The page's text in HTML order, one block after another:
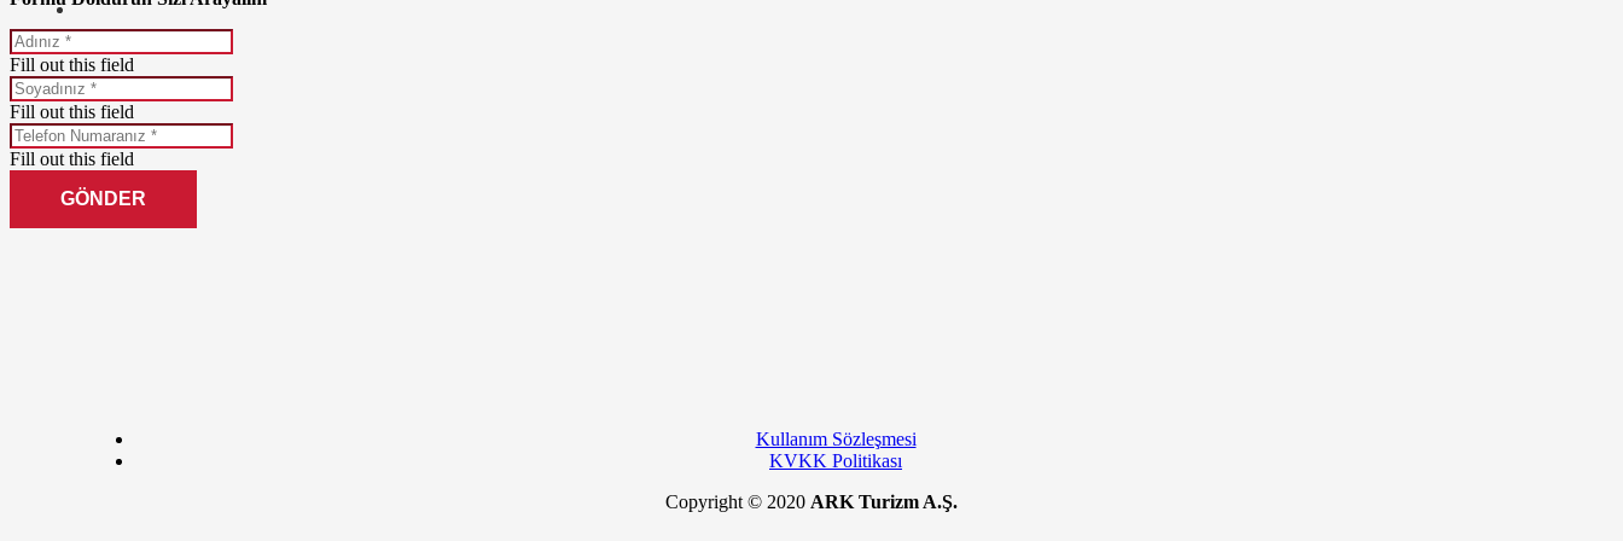
Fill out this field
Fill out this field
Fill out this field
GÖNDER
Kullanım Sözleşmesi
KVKK Politikası
Copyright © 2020 ARK Turizm A.Ş.